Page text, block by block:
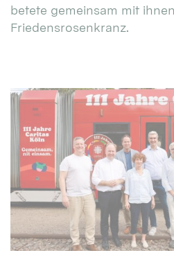
betete gemeinsam mit
Friedensrosenkranz.